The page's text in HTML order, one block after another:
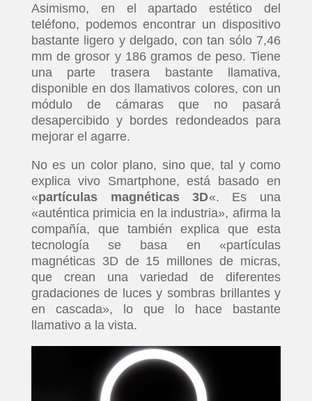
Asimismo, en el apartado estético del
teléfono, podemos encontrar un dispositivo
bastante ligero y delgado, con tan sólo 7,46
mm de grosor y 186 gramos de peso. Tiene
una parte trasera bastante llamativa,
disponible en dos llamativos colores, con un
módulo de cámaras que no pasará
desapercibido y bordes redondeados para
mejorar el agarre.
No es un color plano, sino que, tal y como
explica vivo Smartphone, está basado en
«partículas magnéticas 3D«. Es una
«auténtica primicia en la industria», afirma la
compañía, que también explica que esta
tecnología se basa en «partículas
magnéticas 3D de 15 millones de micras,
que crean una variedad de diferentes
gradaciones de luces y sombras brillantes y
en cascada», lo que lo hace bastante
llamativo a la vista.